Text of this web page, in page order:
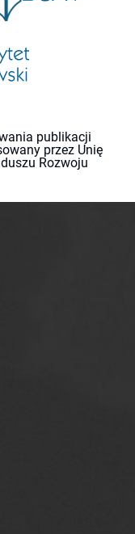
publikacji
przez Unię
Rozwoju